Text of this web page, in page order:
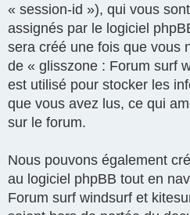
« session-id »), qui vous
assignés par le logiciel
sera créé une fois que vous
de « glisszone : Forum surf
est utilisé pour stocker les
que vous avez lus, ce qui
sur le forum.
Nous pouvons également
au logiciel phpBB tout en
Forum surf windsurf et